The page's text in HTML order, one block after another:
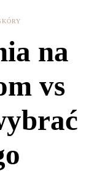
na
vs